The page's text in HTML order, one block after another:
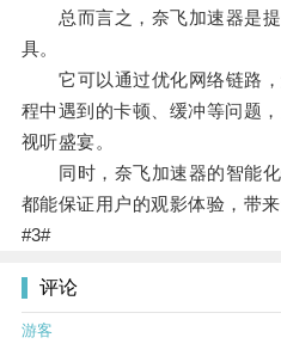
总而言之，奈飞加速器是提
具。
它可以通过优化网络链路，
程中遇到的卡顿、缓冲等问题
视听盛宴。
同时，奈飞加速器的智能化
都能保证用户的观影体验，带
#3#
评论
游客